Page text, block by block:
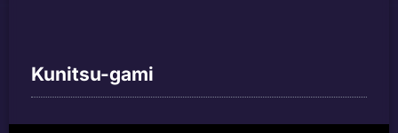
Kunitsu-gami